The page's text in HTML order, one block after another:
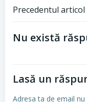
Navigare
în
Precedentul articol
Nu există
Lasă un
Adresa ta de email